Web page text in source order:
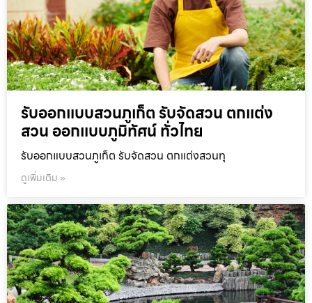
รับออกแบบสวนภูเก็ต รับจัดสวน ตกแต่ง
สวน ออกแบบภูมิทัศน์ ทั่วไทย
รับออกแบบสวนภูเก็ต รับจัดสวน ตกแต่งสวนทุ
ดูเพิ่มเติม »